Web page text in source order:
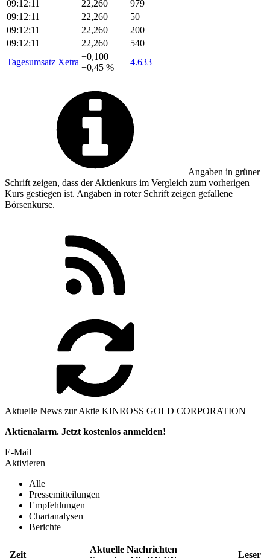
09:12:11
22,260
979
09:12:11
22,260
50
09:12:11
22,260
200
09:12:11
22,260
540
Tagesumsatz Xetra
+0,100
+0,45 %
4.633
Angaben in grüner
Schrift zeigen, dass der Aktienkurs im Vergleich zum vorherigen
Kurs gestiegen ist. Angaben in roterSchrift zeigen gefallene
Börsenkurse.
Aktuelle News zur Aktie KINROSS GOLD CORPORATION
Aktienalarm. Jetzt kostenlos anmelden!
E-Mail
Aktivieren
Alle
Pressemitteilungen
Empfehlungen
Chartanalysen
Berichte
Zeit
Aktuelle Nachrichten
Leser